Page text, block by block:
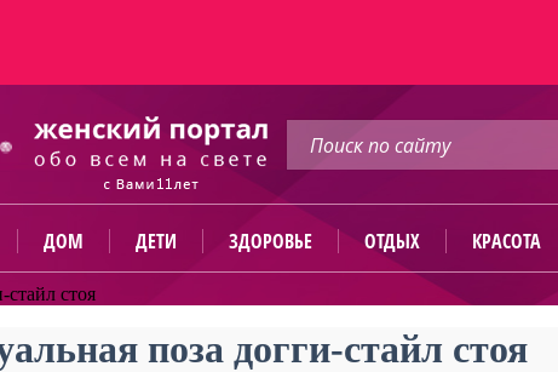
ДОМ ДЕТИ ЗДОРОВЬЕ ОТДЫХ КРАСОТА
стайл стоя
поза догги-стайл стоя